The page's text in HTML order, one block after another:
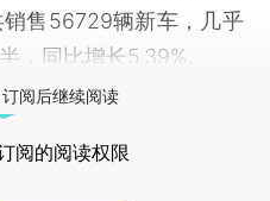
售56729辆新车，几乎
，同比增长5.39%。
阅后继续阅读
阅的阅读权限